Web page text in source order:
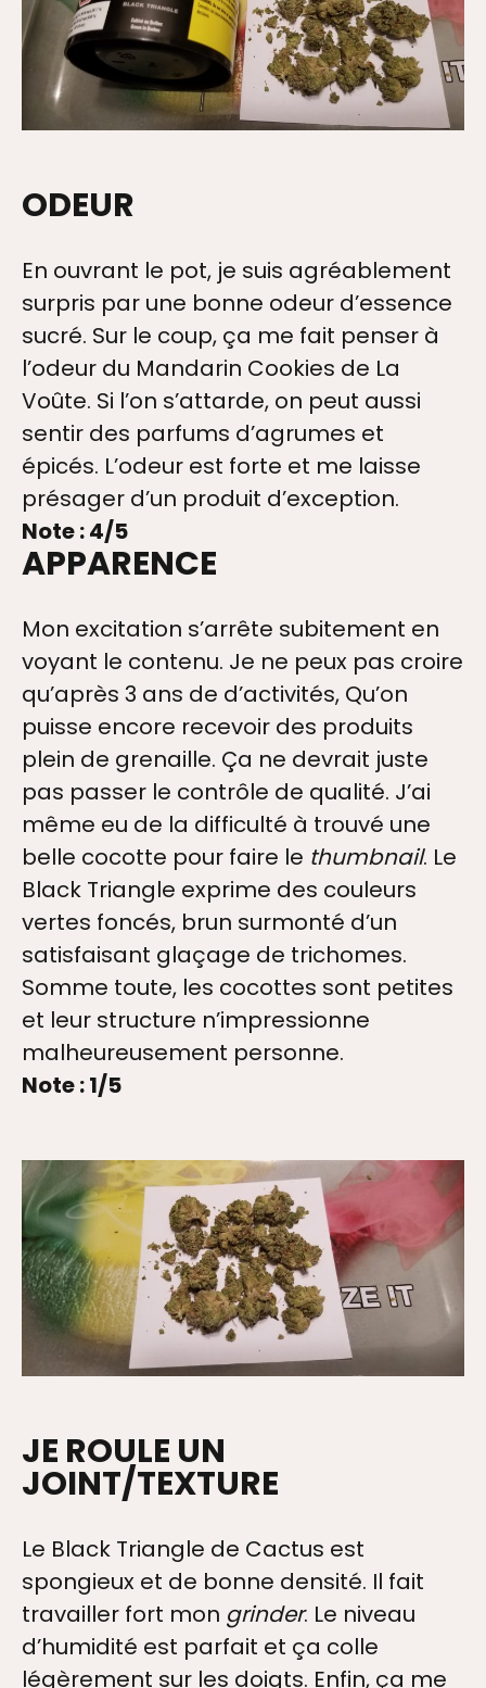
ODEUR
En ouvrant le pot, je suis agréablement
surpris par une bonne odeur d’essence
sucré. Sur le coup, ça me fait penser à
l’odeur du Mandarin Cookies de La
Voûte. Si l’on s’attarde, on peut aussi
sentir des parfums d’agrumes et
épicés. L’odeur est forte et me laisse
présager d’un produit d’exception.
Note : 4/5
APPARENCE
Mon excitation s’arrête subitement en
voyant le contenu. Je ne peux pas croire
qu’après 3 ans de d’activités, Qu’on
puisse encore recevoir des produits
plein de grenaille. Ça ne devrait juste
pas passer le contrôle de qualité. J’ai
même eu de la difficulté à trouvé une
belle cocotte pour faire le thumbnail. Le
Black Triangle exprime des couleurs
vertes foncés, brun surmonté d’un
satisfaisant glaçage de trichomes.
Somme toute, les cocottes sont petites
et leur structure n’impressionne
malheureusement personne.
Note : 1/5
JE ROULE UN
JOINT/TEXTURE
Le Black Triangle de Cactus est
spongieux et de bonne densité. Il fait
travailler fort mon grinder. Le niveau
d’humidité est parfait et ça colle
légèrement sur les doigts. Enfin, ça me